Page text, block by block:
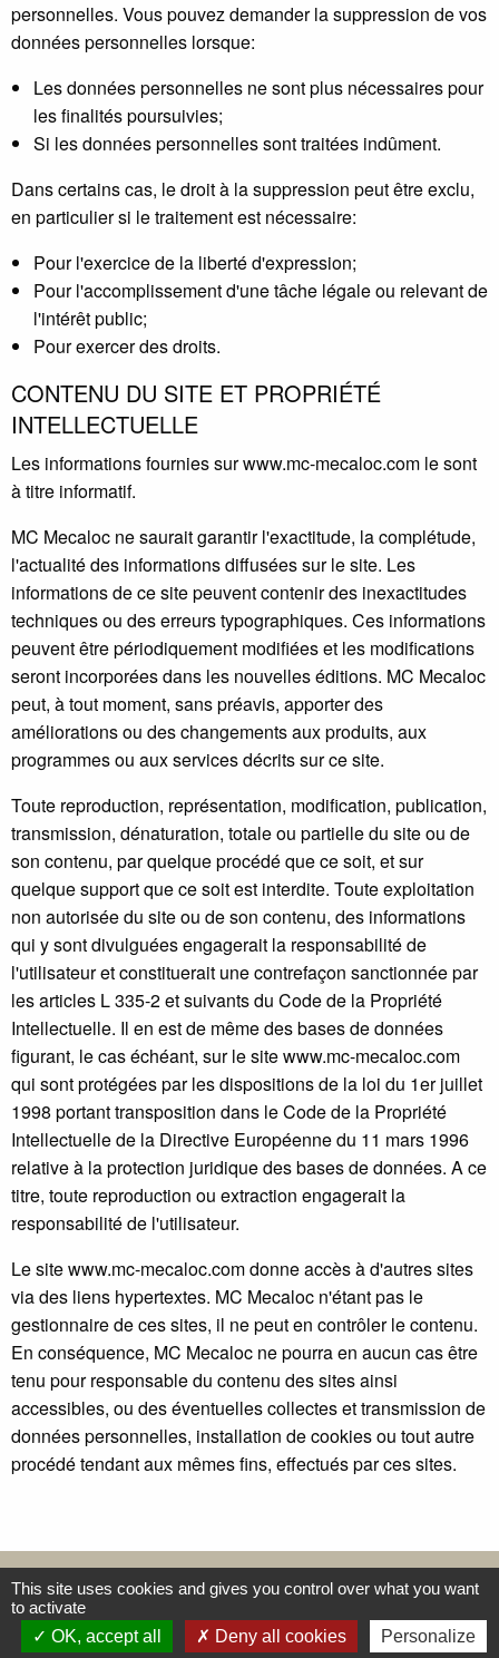
personnelles. Vous pouvez demander la suppression de vos
données personnelles lorsque:
Les données personnelles ne sont plus nécessaires pour
les finalités poursuivies;
Si les données personnelles sont traitées indûment.
Dans certains cas, le droit à la suppression peut être exclu,
en particulier si le traitement est nécessaire:
Pour l'exercice de la liberté d'expression;
Pour l'accomplissement d'une tâche légale ou relevant de
l'intérêt public;
Pour exercer des droits.
CONTENU DU SITE ET PROPRIÉTÉ
INTELLECTUELLE
Les informations fournies sur www.mc-mecaloc.com le sont
à titre informatif.
MC Mecaloc ne saurait garantir l'exactitude, la complétude,
l'actualité des informations diffusées sur le site. Les
informations de ce site peuvent contenir des inexactitudes
techniques ou des erreurs typographiques. Ces informations
peuvent être périodiquement modifiées et les modifications
seront incorporées dans les nouvelles éditions. MC Mecaloc
peut, à tout moment, sans préavis, apporter des
améliorations ou des changements aux produits, aux
programmes ou aux services décrits sur ce site.
Toute reproduction, représentation, modification, publication,
transmission, dénaturation, totale ou partielle du site ou de
son contenu, par quelque procédé que ce soit, et sur
quelque support que ce soit est interdite. Toute exploitation
non autorisée du site ou de son contenu, des informations
qui y sont divulguées engagerait la responsabilité de
l'utilisateur et constituerait une contrefaçon sanctionnée par
les articles L 335-2 et suivants du Code de la Propriété
Intellectuelle. Il en est de même des bases de données
figurant, le cas échéant, sur le site www.mc-mecaloc.com
qui sont protégées par les dispositions de la loi du 1er juillet
1998 portant transposition dans le Code de la Propriété
Intellectuelle de la Directive Européenne du 11 mars 1996
relative à la protection juridique des bases de données. A ce
titre, toute reproduction ou extraction engagerait la
responsabilité de l'utilisateur.
Le site www.mc-mecaloc.com donne accès à d'autres sites
via des liens hypertextes. MC Mecaloc n'étant pas le
gestionnaire de ces sites, il ne peut en contrôler le contenu.
En conséquence, MC Mecaloc ne pourra en aucun cas être
tenu pour responsable du contenu des sites ainsi
accessibles, ou des éventuelles collectes et transmission de
données personnelles, installation de cookies ou tout autre
procédé tendant aux mêmes fins, effectués par ces sites.
@copyright MC MECALOC 2017 -Mentions légales
This site uses cookies and gives you control over what you want
to activate
OK, accept all
Deny all cookies Personalize